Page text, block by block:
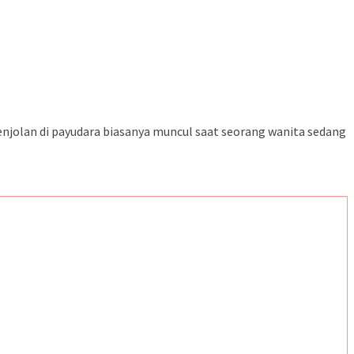
di payudara biasanya muncul saat seorang wanita sedang